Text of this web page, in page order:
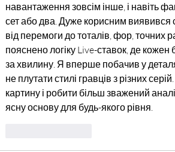
навантаження зовсім інше, і навіть
сет або два. Дуже корисним виявився
від перемоги до тоталів, фор, точних
пояснено логіку Live-ставок, де
за хвилину. Я вперше побачив у
не плутати стилі гравців з різних
картину і робити більш зважений
ясну основу для будь-якого рівня.